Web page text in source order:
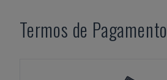
Termos de Pagamento